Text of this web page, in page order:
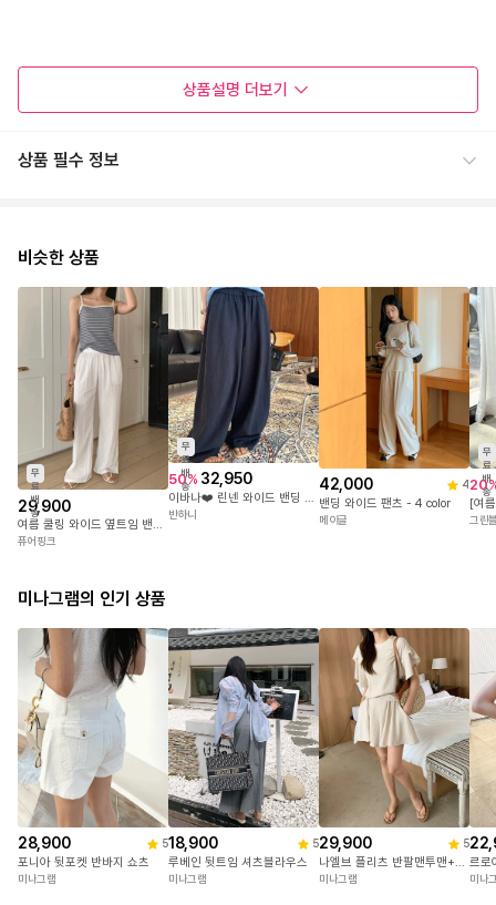
상품설명 더보기
상품 필수 정보
비슷한 상품
무
료
배
송
29,900
여름 쿨링 와이드 옆트임 밴딩 롱팬츠
퓨어핑크
무
료
배
송
50% 32,950
이바나❤️ 린넨 와이드 밴딩 팬츠
반하니
42,000 4
밴딩 와이드 팬츠 - 4 color
메이글
무
료
배
송
20
그린
미나그램의 인기 상품
28,900 5
포니아 뒷포켓 반바지 쇼츠
미나그램
18,900 5
루베인 뒷트임 셔츠블라우스
미나그램
29,900 5
나엘브 플리츠 반팔맨투맨+치마반바지세트
미나그램
르로
미나